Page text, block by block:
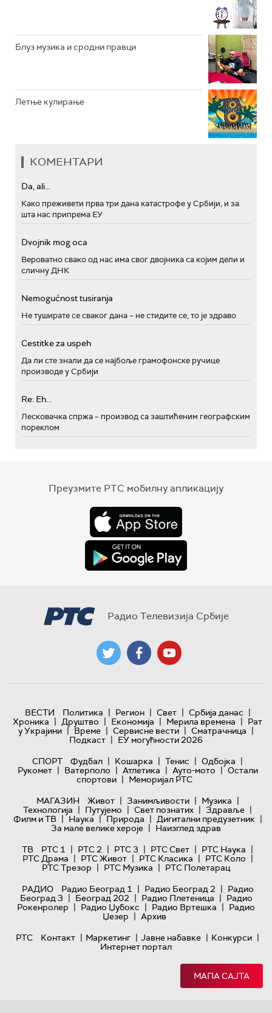
Блуз музика и сродни правци
Летње кулирање
КОМЕНТАРИ
Da, ali...
Како преживети прва три дана катастрофе у Србији, и за
шта нас припрема ЕУ
Dvojnik mog oca
Вероватно свако од нас има свог двојника са којим дели и
сличну ДНК
Nemogućnost tusiranja
Не туширате се сваког дана – не стидите се, то је здраво
Cestitke za uspeh
Да ли сте знали да се најбоље грамофонске ручице
производе у Србији
Re: Eh...
Лесковачка спржа – производ са заштићеним географским
пореклом
Преузмите РТС мобилну апликацију
Радио Телевизија Србије
ВЕСТИ Политика | Регион | Свет | Србија данас |
Хроника | Друштво | Економија | Мерила времена | Рат
у Украјини | Време | Сервисне вести | Сматрачница |
Подкаст | ЕУ могућности 2026
СПОРТ
Фудбал | Кошарка | Тенис | Одбојка |
Рукомет | Ватерполо | Атлетика | Ауто-мото | Остали
спортови | Меморијал РТС
МАГАЗИН
Живот | Занимљивости | Музика |
Технологијa | Путујемо | Свет познатих | Здравље |
Филм и ТВ | Наука | Природа | Дигитални предузетник |
За мале велике хероје | Наизглед здрав
ТВ
РТС 1 | РТС 2 | РТС 3 | РТС Свет | РТС Наука |
РТС Драма | РТС Живот | РТС Класика | РТС Коло |
РТС Трезор | РТС Музика | РТС Полетарац
РАДИО
Радио Београд 1 | Радио Београд 2 | Радио
Београд 3 | Београд 202 | Радио Плетеница | Радио
Рокенролер | Радио Џубокс | Радио Вртешка | Радио
Џезер | Архив
РТС
Контакт | Маркетинг | Јавне набавке | Конкурси |
Интернет портал
МАПА САЈТА